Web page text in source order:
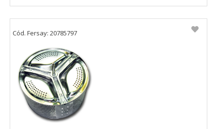
Cód. Fersay: 20785797